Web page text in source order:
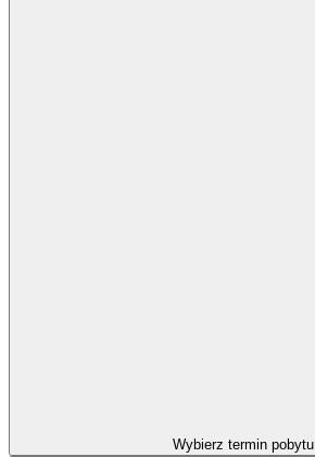
Wybierz termin pobytu